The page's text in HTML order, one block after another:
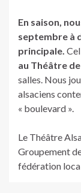
En saison,
septembre à
principale.
au Théâtre
salles. Nous
alsaciens
« boulevard ».
Le Théâtre
Groupement
fédération